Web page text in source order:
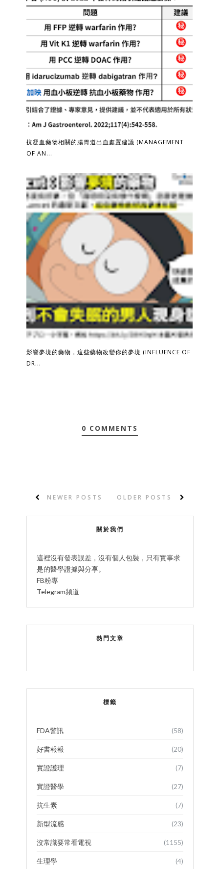
抗凝血藥物相關的腸胃道出血處置建議 (MANAGEMENT
OF AN...
影響夢境的藥物，這些藥物改變你的夢境 (INFLUENCE OF
DR...
0 COMMENTS
NEWER POSTS OLDER POSTS
關於我們
這裡沒有發表誤差，沒有個人包裝，只有實事求
是的醫學證據與分享。
FB粉專
Telegram頻道
熱門文章
標籤
FDA警訊 (58)
好書報報 (20)
實證護理 (7)
實證醫學 (27)
抗生素 (7)
新型流感 (23)
沒常識要常看電視 (1155)
生理學 (4)